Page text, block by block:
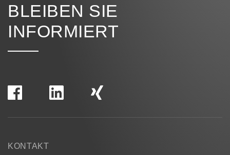
BLEIBEN SIE
INFORMIERT
KONTAKT